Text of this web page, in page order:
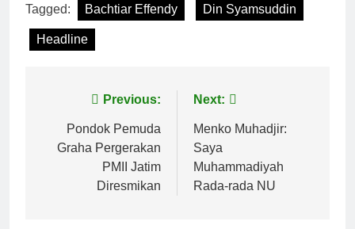
Tagged: Bachtiar Effendy Din Syamsuddin
Headline
Navigasi
pos
Previous:
Pondok Pemuda
Graha Pergerakan
PMII Jatim
Diresmikan
Next:
Menko Muhadjir:
Saya
Muhammadiyah
Rada-rada NU